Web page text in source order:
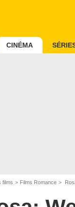
CINÉMA
films Films Romance